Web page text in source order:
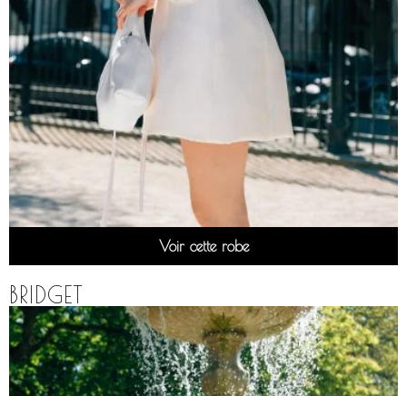
Voir cette robe
BRIDGET